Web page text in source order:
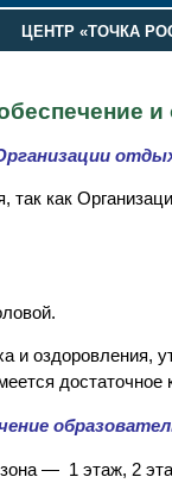
ЦЕНТР «ТОЧКА
так как
и оздоровления,
зона — 1 этаж, 2